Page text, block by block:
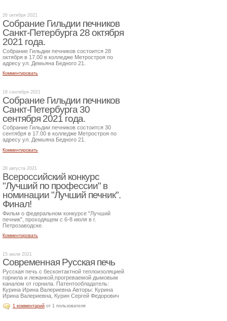
26 октября 2021
Собрание Гильдии печников
Санкт-Петербурга 28 октября
2021 года.
Собрание Гильдии печников состоится 28
октября в 17.00 в колледже Метростроя по
адресу ул. Демьяна Бедного 21.
Комментировать
18 сентября 2021
Собрание Гильдии печников
Санкт-Петербурга 30
сентября 2021 года.
Собрание Гильдии печников состоится 30
сентября в 17.00 в колледже Метростроя по
адресу ул. Демьяна Бедного 21.
Комментировать
28 августа 2021
Всероссийский конкурс
"Лучший по профессии" в
номинации "Лучший печник".
Финал!
Фильм о федеральном конкурсе "Лучший
печник", проходящем с 6-8 июля в г.
Петрозаводске.
Комментировать
15 июля 2021
Современная Русская печь
Русская печь с бесконтактной теплоизоляцией
горнила и лежанкой,прогреваемой дымовым
каналом от горнила. Патентообладатель:
Курина Ирина Валериевна Авторы: Курина
Ирина Валериевна, Курин Сергей Федорович
1 комментарий от 1 пользователя